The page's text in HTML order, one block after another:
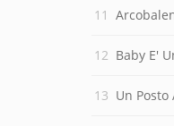
Baby E'
Un Posto